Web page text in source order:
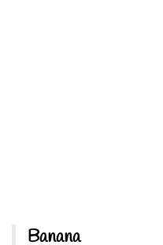
Banana